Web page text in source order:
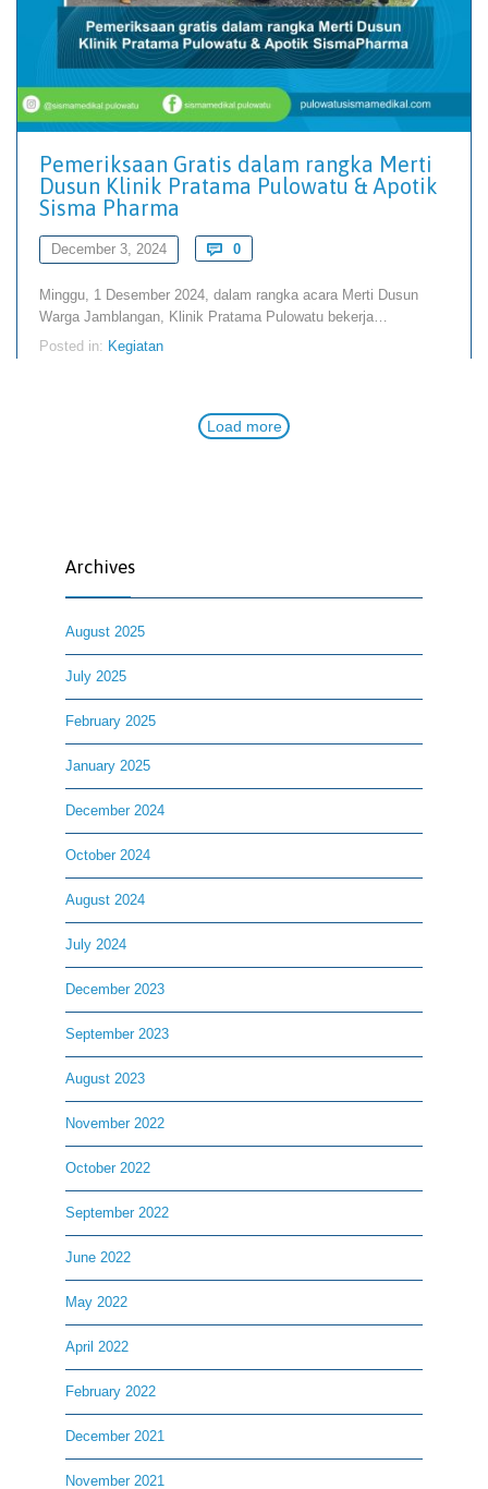
Pemeriksaan Gratis dalam rangka Merti
Dusun Klinik Pratama Pulowatu & Apotik
Sisma Pharma
December 3, 2024  0Comments
Minggu, 1 Desember 2024, dalam rangka acara Merti Dusun
Warga Jamblangan, Klinik Pratama Pulowatu bekerja…
Posted in: Kegiatan
Load more
Archives
August 2025
July 2025
February 2025
January 2025
December 2024
October 2024
August 2024
July 2024
December 2023
September 2023
August 2023
November 2022
October 2022
September 2022
June 2022
May 2022
April 2022
February 2022
December 2021
November 2021